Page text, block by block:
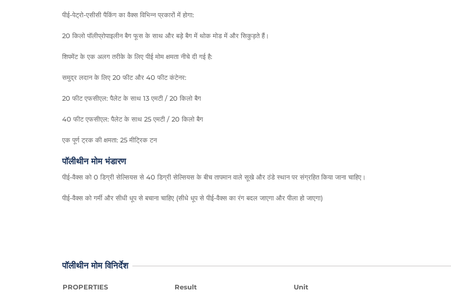
पीई-पेट्रो-एसीसी पैकिंग का वैक्स विभिन्न प्रकारों में होगा:
20 किलो पॉलीप्रोपाइलीन बैग फूस के साथ और बड़े बैग में थोक मोड में और सिकुड़ते हैं।
शिपमेंट के एक अलग तरीके के लिए पीई मोम क्षमता नीचे दी गई है:
समुद्र लदान के लिए 20 फीट और 40 फीट कंटेनर:
20 फीट एफसीएल: पैलेट के साथ 13 एमटी / 20 किलो बैग
40 फीट एफसीएल: पैलेट के साथ 25 एमटी / 20 किलो बैग
एक पूर्ण ट्रक की क्षमता: 25 मीट्रिक टन
पॉलीथीन मोम भंडारण
पीई-वैक्स को 0 डिग्री सेल्सियस से 40 डिग्री सेल्सियस के बीच तापमान वाले सूखे और ठंडे स्थान पर संग्रहित किया जाना चाहिए।
पीई-वैक्स को गर्मी और सीधी धूप से बचाना चाहिए (सीधे धूप से पीई-वैक्स का रंग बदल जाएगा और पीला हो जाएगा)
पॉलीथीन मोम विनिर्देश
PROPERTIES Result
Unit